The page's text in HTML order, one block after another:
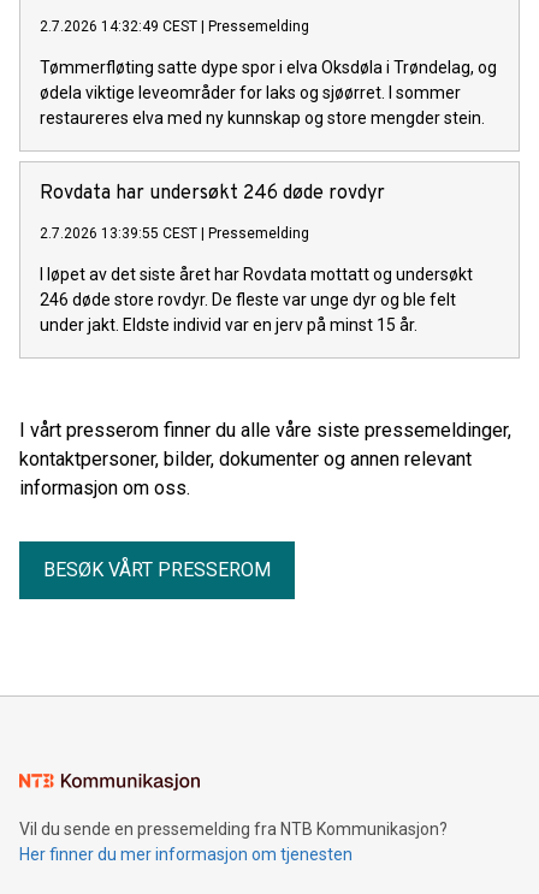
2.7.2026 14:32:49 CEST | Pressemelding
Tømmerfløting satte dype spor i elva Oksdøla i Trøndelag, og
ødela viktige leveområder for laks og sjøørret. I sommer
restaureres elva med ny kunnskap og store mengder stein.
Rovdata har undersøkt 246 døde rovdyr
2.7.2026 13:39:55 CEST | Pressemelding
I løpet av det siste året har Rovdata mottatt og undersøkt
246 døde store rovdyr. De fleste var unge dyr og ble felt
under jakt. Eldste individ var en jerv på minst 15 år.
I vårt presserom finner du alle våre siste pressemeldinger,
kontaktpersoner, bilder, dokumenter og annen relevant
informasjon om oss.
BESØK VÅRT PRESSEROM
Vil du sende en pressemelding fra NTB Kommunikasjon?
Her finner du mer informasjon om tjenesten